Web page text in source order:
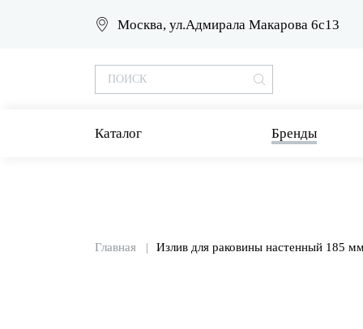
Москва, ул.Адмирала Макарова 6с13
Каталог Бренды
Главная Излив для раковины настенный 185